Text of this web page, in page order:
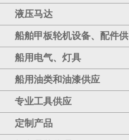
液压马达
船舶甲板轮机设备、配件供
应
船用电气、灯具
船用油类和油漆供应
专业工具供应
定制产品